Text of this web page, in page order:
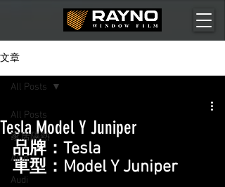
文章
All Posts
家居隔熱
Aion
Audi
All Posts
Tesla Model Y Juniper
品牌：Tesla
車型：Model Y Juniper